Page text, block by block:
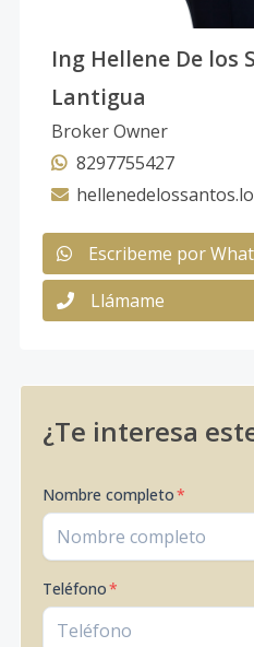
Ing Hellene De los
Lantigua
Broker Owner
8297755427
Escribeme por
Llámame
¿Te interesa
Nombre completo*
Teléfono*